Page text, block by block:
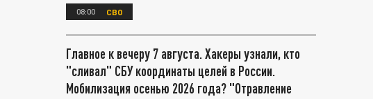
08:00 СВО
Главное к вечеру 7 августа. Хакеры узнали, кто
"сливал" СБУ координаты целей в России.
Мобилизация осенью 2026 года? "Отравление